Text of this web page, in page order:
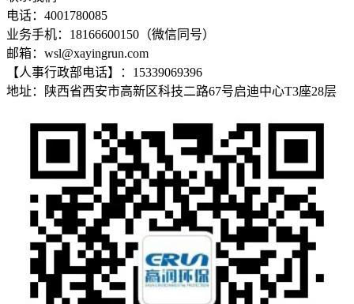
电话：4001780085
业务手机：18166600150（微信同号）
邮箱：wsl@xayingrun.com
【人事行政部电话】：15339069396
地址：陕西省西安市高新区科技二路67号启迪中心T3座28层